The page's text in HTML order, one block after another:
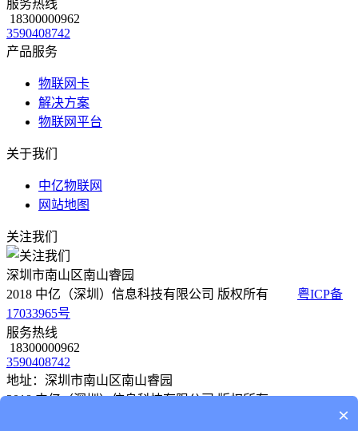
服务热线
18300000962
3590408742
产品服务
物联网卡
解决方案
物联网平台
关于我们
中亿物联网
网站地图
关注我们
深圳市南山区南山睿园
2018 中亿（深圳）信息科技有限公司 版权所有 粤ICP备
17033965号
服务热线
18300000962
3590408742
地址：深圳市南山区南山睿园
2018 中亿（深圳）信息科技有限公司 版权所有
×